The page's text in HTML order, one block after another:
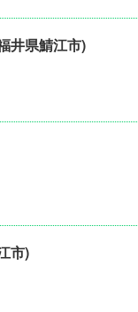
井県鯖江市)
市)